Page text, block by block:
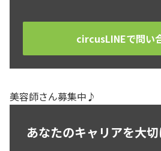
circusLINEで問い
美容師さん募集中♪
あなたのキャリアを大